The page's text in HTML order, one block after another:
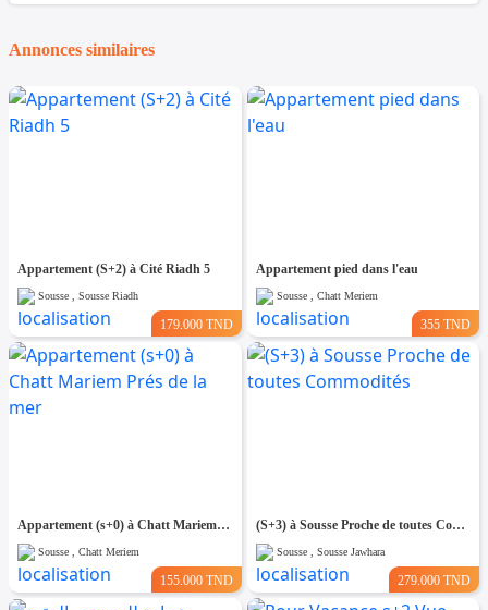
Annonces similaires
Appartement (S+2) à Cité Riadh 5
Sousse , Sousse Riadh
179.000 TND
Appartement pied dans l'eau
Sousse , Chatt Meriem
355 TND
Appartement (s+0) à Chatt Mariem Prés de la mer
Sousse , Chatt Meriem
155.000 TND
(S+3) à Sousse Proche de toutes Commodités
Sousse , Sousse Jawhara
279.000 TND